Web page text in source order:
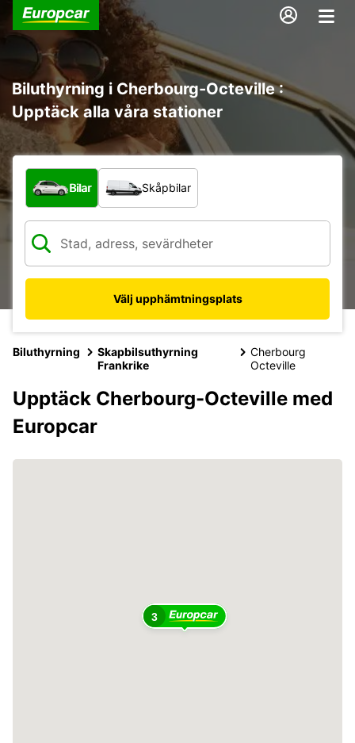
Biluthyrning i Cherbourg-Octeville :
Upptäck alla våra stationer
Vilken typ av fordon?
Bilar Skåpbilar
Välj upphämtningsplats
Biluthyrning
Skapbilsuthyrning
Frankrike
Cherbourg
Octeville
Upptäck Cherbourg-Octeville med
Europcar
3